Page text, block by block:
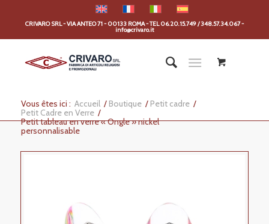
CRIVARO SRL - VIA ANTEO 71 - 00133 ROMA - TEL 06.20.15.749 / 348.57.34.067 -
info@crivaro.it
Vous êtes ici : Accueil / Boutique / Petit cadre /
Petit Cadre en Verre /
Petit tableau en verre « Ongle » nickel
personnalisable